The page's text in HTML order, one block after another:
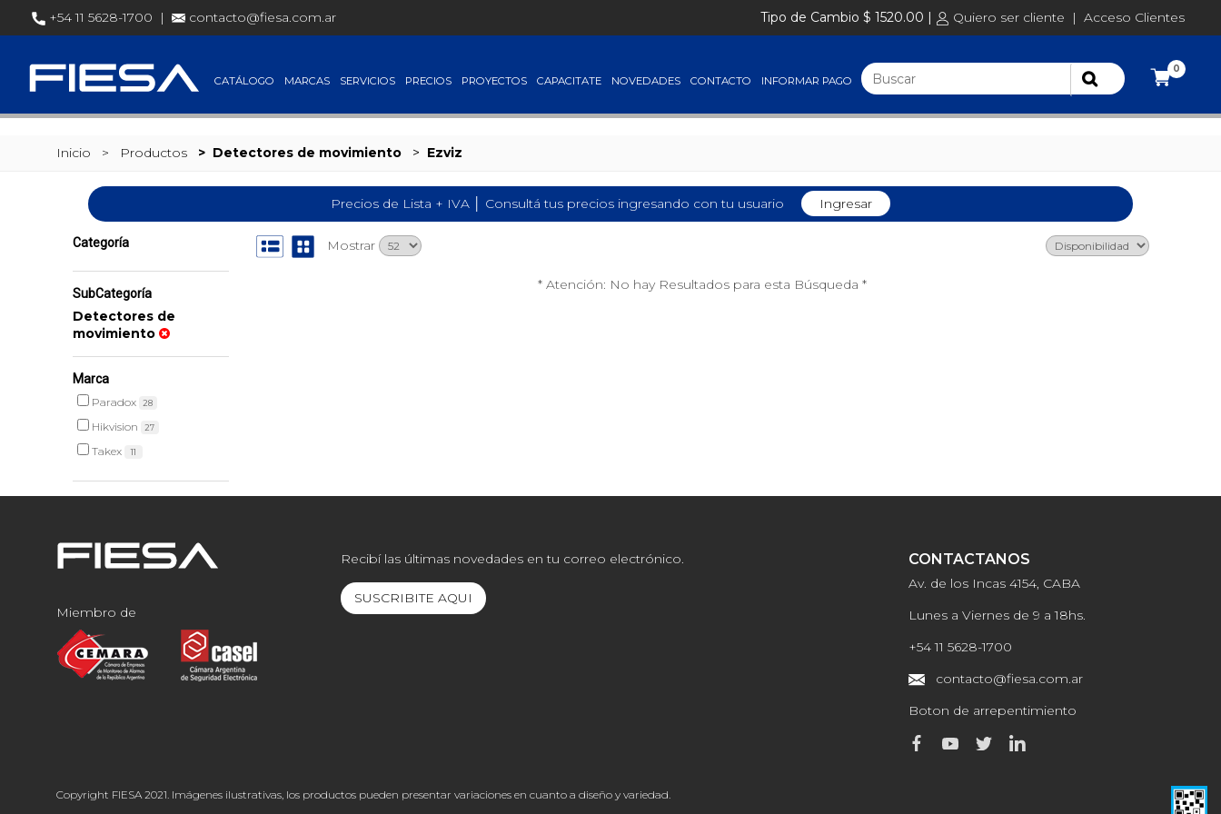
SET @busqueda = replace(@busqueda, 'Ã©','é')
+54 11 5628-1700 | contacto@fiesa.com.ar Tipo de Cambio $ 1520.00 | Quiero ser cliente | Acceso Clientes
0
CATÁLOGO MARCAS SERVICIOS PRECIOS PROYECTOS CAPACITATE NOVEDADES CONTACTO INFORMAR PAGO
Inicio > Productos > Detectores de movimiento > Ezviz
Precios de Lista + IVA │ Consultá tus precios ingresando con tu usuario Ingresar
Categoría
SubCategoría
Detectores de
movimiento
Marca
Paradox 28
Hikvision 27
Takex 11
Mostrar
* Atención: No hay Resultados para esta Búsqueda *
Miembro de
Recibí las últimas novedades en tu correo electrónico.
SUSCRIBITE AQUI
CONTACTANOS
Av. de los Incas 4154, CABA
Lunes a Viernes de 9 a 18hs.
+54 11 5628-1700
contacto@fiesa.com.ar
Boton de arrepentimiento
Copyright FIESA 2021. Imágenes ilustrativas, los productos pueden presentar variaciones en cuanto a diseño y variedad.